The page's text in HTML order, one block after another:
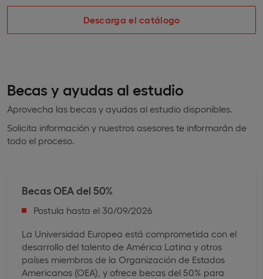
Descarga el catálogo
Becas y ayudas al estudio
Aprovecha las becas y ayudas al estudio disponibles.
Solicita información y nuestros asesores te informarán de
todo el proceso.
Becas OEA del 50%
Postula hasta el 30/09/2026
La Universidad Europea está comprometida con el
desarrollo del talento de América Latina y otros
países miembros de la Organización de Estados
Americanos (OEA), y ofrece becas del 50% para